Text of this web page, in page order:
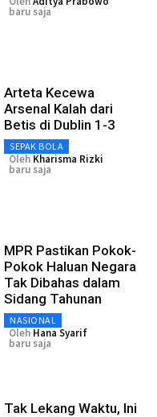
baru saja
Arteta Kecewa
Arsenal Kalah dari
Betis di Dublin 1-3
SEPAK BOLA
Oleh Kharisma Rizki
baru saja
MPR Pastikan Pokok-
Pokok Haluan Negara
Tak Dibahas dalam
Sidang Tahunan
NASIONAL
Oleh Hana Syarif
baru saja
Tak Lekang Waktu, Ini